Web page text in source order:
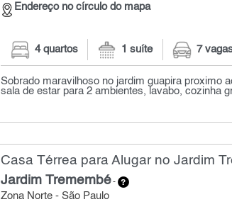
Endereço no círculo do mapa
4 quartos 1 suíte 7
Sobrado maravilhoso no jardim guapira proximo
sala de estar para 2 ambientes, lavabo, cozinha
Casa Térrea para Alugar no Jardim
Jardim Tremembé-
Zona Norte - São Paulo